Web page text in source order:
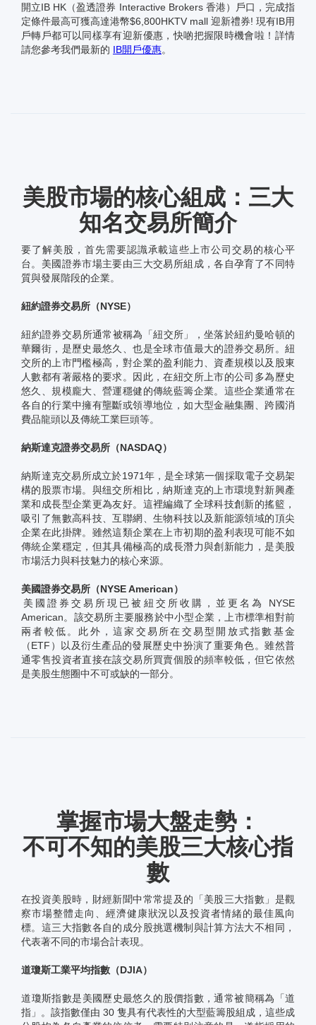
開立IB HK（盈透證券 Interactive Brokers 香港）戶口，完成指
定條件最高可獲高達港幣$6,800HKTV mall 迎新禮券! 現有IB用
戶轉戶都可以同樣享有迎新優惠，快啲把握限時機會啦！詳情
請您參考我們最新的 IB開戶優惠。
美股市場的核心組成：三大
知名交易所簡介
要了解美股，首先需要認識承載這些上市公司交易的核心平
台。美國證券市場主要由三大交易所組成，各自孕育了不同特
質與發展階段的企業。
紐約證券交易所（NYSE）
紐約證券交易所通常被稱為「紐交所」，坐落於紐約曼哈頓的
華爾街，是歷史最悠久、也是全球市值最大的證券交易所。紐
交所的上市門檻極高，對企業的盈利能力、資產規模以及股東
人數都有著嚴格的要求。因此，在紐交所上市的公司多為歷史
悠久、規模龐大、營運穩健的傳統藍籌企業。這些企業通常在
各自的行業中擁有壟斷或領導地位，如大型金融集團、跨國消
費品龍頭以及傳統工業巨頭等。
納斯達克證券交易所（NASDAQ）
納斯達克交易所成立於1971年，是全球第一個採取電子交易架
構的股票市場。與纽交所相比，納斯達克的上市環境對新興產
業和成長型企業更為友好。這裡編織了全球科技創新的搖籃，
吸引了無數高科技、互聯網、生物科技以及新能源領域的頂尖
企業在此掛牌。雖然這類企業在上市初期的盈利表現可能不如
傳統企業穩定，但其具備極高的成長潛力與創新能力，是美股
市場活力與科技魅力的核心來源。
美國證券交易所（NYSE American）
美國證券交易所現已被紐交所收購，並更名為 NYSE
American。該交易所主要服務於中小型企業，上市標準相對前
兩者較低。此外，這家交易所在交易型開放式指數基金
（ETF）以及衍生產品的發展歷史中扮演了重要角色。雖然普
通零售投資者直接在該交易所買賣個股的頻率較低，但它依然
是美股生態圈中不可或缺的一部分。
掌握市場大盤走勢：
不可不知的美股三大核心指
數
在投資美股時，財經新聞中常常提及的「美股三大指數」是觀
察市場整體走向、經濟健康狀況以及投資者情緒的最佳風向
標。這三大指數各自的成分股挑選機制與計算方法大不相同，
代表著不同的市場合計表現。
道瓊斯工業平均指數（DJIA）
道瓊斯指數是美國歷史最悠久的股價指數，通常被簡稱為「道
指」。該指數僅由 30 隻具有代表性的大型藍籌股組成，這些成